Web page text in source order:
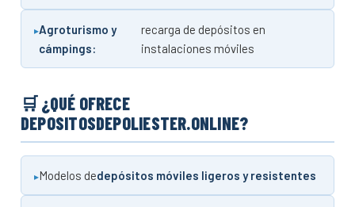
Agroturismo y
cámpings:
recarga de depósitos en
instalaciones móviles
🛒 ¿QUÉ OFRECE
DEPOSITOSDEPOLIESTER.ONLINE?
Modelos dedepósitos móviles ligeros y resistentes